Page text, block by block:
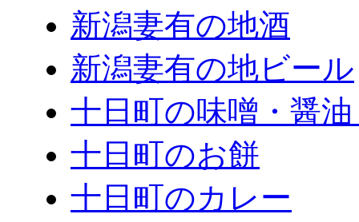
新潟妻有の地酒
新潟妻有の地ビール
十日町の味噌・醤
十日町のお餅
十日町のカレー